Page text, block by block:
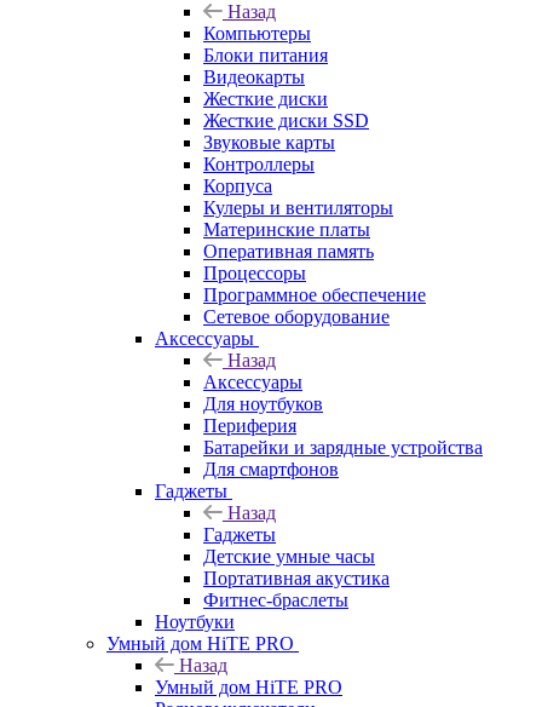
Назад
Компьютеры
Блоки питания
Видеокарты
Жесткие диски
Жесткие диски SSD
Звуковые карты
Контроллеры
Корпуса
Кулеры и вентиляторы
Материнские платы
Оперативная память
Процессоры
Программное обеспечение
Сетевое оборудование
Аксессуары
Назад
Аксессуары
Для ноутбуков
Периферия
Батарейки и зарядные устройства
Для смартфонов
Гаджеты
Назад
Гаджеты
Детские умные часы
Портативная акустика
Фитнес-браслеты
Ноутбуки
Умный дом HiTE PRO
Назад
Умный дом HiTE PRO